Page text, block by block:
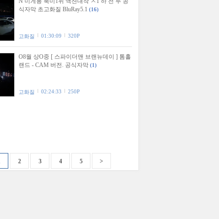
식자막 초고화질 BluRay5.1 (16)
고화질 01:30:09 320P
O8월 상O중 [ 스파이더맨 브랜뉴데이 ] 톰홀
랜드 - CAM 버전. 공식자막 (1)
고화질 02:24:33 250P
2 3 4 5 >